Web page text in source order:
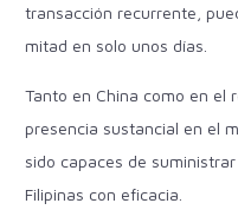
transacción recurrente,
mitad en solo unos días.
Tanto en China como en el
presencia sustancial en el
sido capaces de suministrar
Filipinas con eficacia.